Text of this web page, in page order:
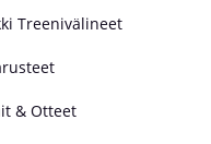
Treenivälineet
& Otteet